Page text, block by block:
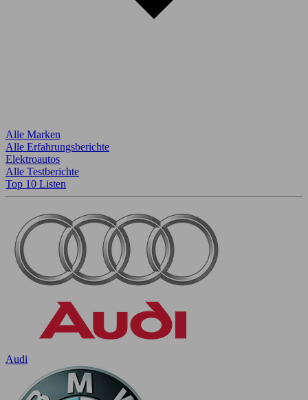
Alle Marken
Alle Erfahrungsberichte
Elektroautos
Alle Testberichte
Top 10 Listen
Audi